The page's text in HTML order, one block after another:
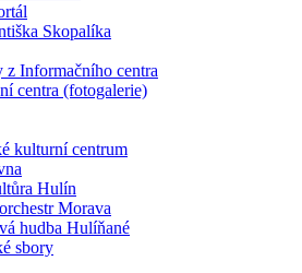
Skopalíka
z Informačního centra
centra (fotogalerie)
kulturní centrum
Hulín
Morava
hudba Hulíňané
sbory